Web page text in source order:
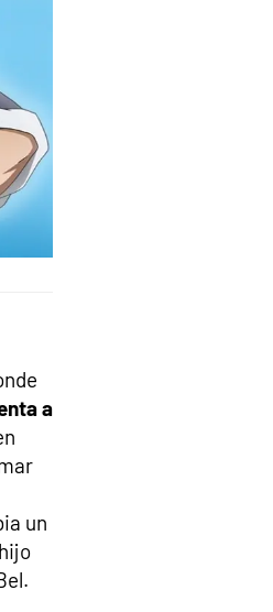
a
un